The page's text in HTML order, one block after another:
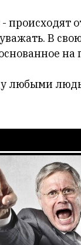
происходят
В
на